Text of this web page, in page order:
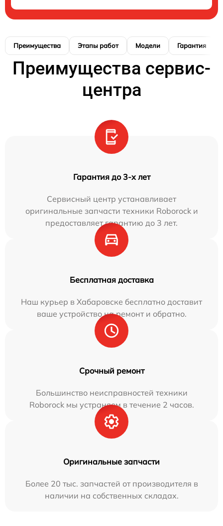
Преимущества Этапы работ Модели Гарантия
Преимущества сервис-
центра
Гарантия до 3-х лет
Сервисный центр устанавливает
оригинальные запчасти техники Roborock и
предоставляет гарантию до 3 лет.
Бесплатная доставка
Наш курьер в Хабаровске бесплатно доставит
ваше устройство на ремонт и обратно.
Срочный ремонт
Большинство неисправностей техники
Roborock мы устраняем в течение 2 часов.
Оригинальные запчасти
Более 20 тыс. запчастей от производителя в
наличии на собственных складах.